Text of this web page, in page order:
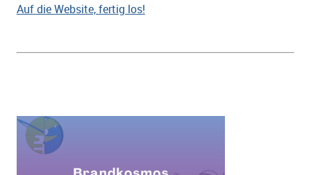
Auf die Website, fertig los!